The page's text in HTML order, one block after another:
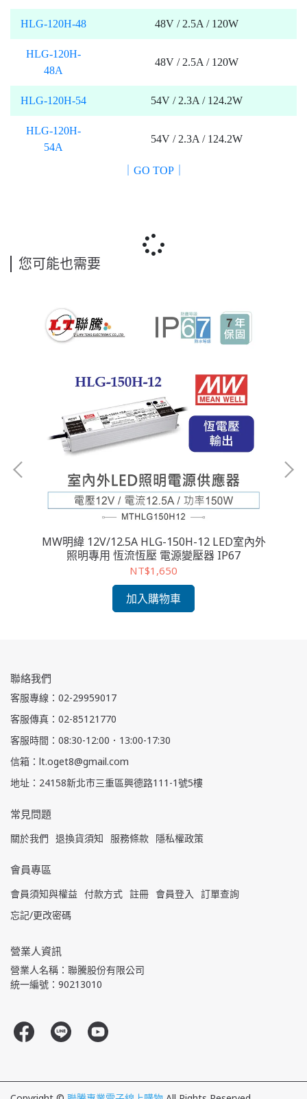
HLG-120H-48 48V / 2.5A / 120W
HLG-120H-
48A
48V / 2.5A / 120W
HLG-120H-54 54V / 2.3A / 124.2W
HLG-120H-
54A
54V / 2.3A / 124.2W
｜GO TOP｜
您可能也需要
MW明緯 12V/12.5A HLG-150H-12 LED室內外
照明專用 恆流恆壓 電源變壓器 IP67
NT$1,650
加入購物車
聯絡我們
客服專線：02-29959017
客服傳真：02-85121770
客服時間：08:30-12:00．13:00-17:30
信箱：lt.oget8@gmail.com
地址：24158新北市三重區興德路111-1號5樓
常見問題
關於我們 退換貨須知 服務條款 隱私權政策
會員專區
會員須知與權益 付款方式 註冊 會員登入
訂單查詢
忘記/更改密碼
營業人資訊
營業人名稱：聯騰股份有限公司
統一編號：90213010